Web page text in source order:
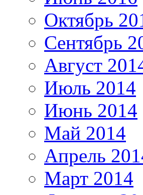
Октябрь
Сентябрь
Август
Июль 2014
Июнь 2014
Май 2014
Апрель
Март 2014